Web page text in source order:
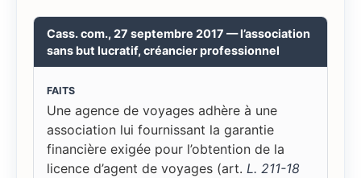
Cass. com., 27 septembre 2017 — l’association
sans but lucratif, créancier professionnel
FAITS
Une agence de voyages adhère à une
association lui fournissant la garantie
financière exigée pour l’obtention de la
licence d’agent de voyages (art. L. 211-18